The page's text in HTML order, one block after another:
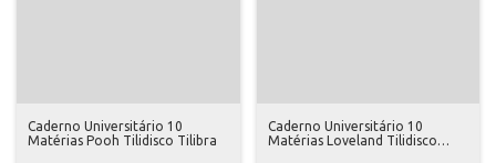
Caderno Universitário 10
Matérias Pooh Tilidisco Tilibra
Caderno Universitário 10
Matérias Loveland Tilidisco